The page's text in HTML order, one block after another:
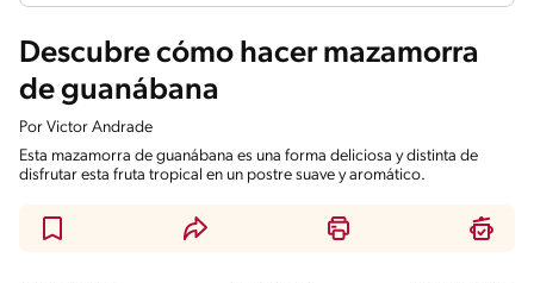
Descubre cómo hacer mazamorra
de guanábana
Por Victor Andrade
Esta mazamorra de guanábana es una forma deliciosa y distinta de
disfrutar esta fruta tropical en un postre suave y aromático.